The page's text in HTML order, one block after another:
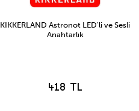
KIKKERLAND Astronot LED'li ve Sesli
Anahtarlık
418 TL